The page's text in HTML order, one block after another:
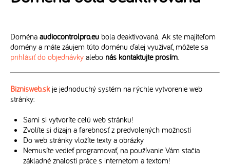
Doména audiocontrolpro.eu bola deaktivovaná. Ak ste majiteľom
domény a máte záujem túto doménu ďalej využívať, môžete sa
prihlásiť do objednávky alebo nás kontaktujte prosím.
Biznisweb.skje jednoduchý systém na rýchle vytvorenie web
stránky:
Sami si vytvoríte celú web stránku!
Zvolíte si dizajn a farebnosť z predvolených možností
Do web stránky vložíte texty a obrázky
Nemusíte vedieť programovať, na používanie Vám stačia
základné znalosti práce s internetom a textom!